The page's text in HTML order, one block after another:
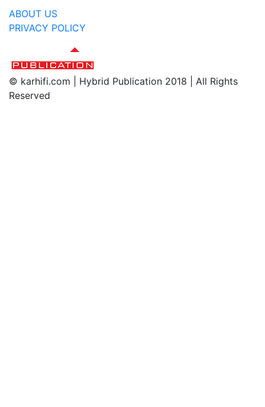
ABOUT US
PRIVACY POLICY
© karhifi.com | Hybrid Publication 2018 | All Rights
Reserved